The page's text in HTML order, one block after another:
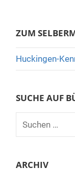
ZUM
Huckingen-
SUCHE AUF
Suchen
nach:
ARCHIV